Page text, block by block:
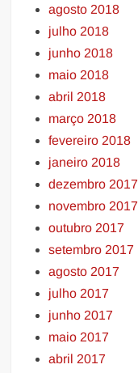
agosto 2018
julho 2018
junho 2018
maio 2018
abril 2018
março 2018
fevereiro 2018
janeiro 2018
dezembro 2017
novembro 2017
outubro 2017
setembro 2017
agosto 2017
julho 2017
junho 2017
maio 2017
abril 2017